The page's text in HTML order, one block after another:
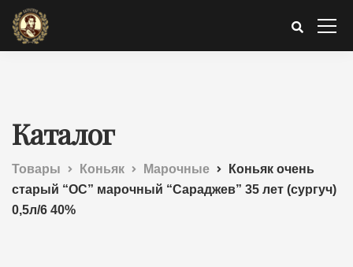
Каталог
Товары Коньяк Марочные
Коньяк очень
старый “ОС” марочный “Сараджев” 35 лет (сургуч)
0,5л/6 40%